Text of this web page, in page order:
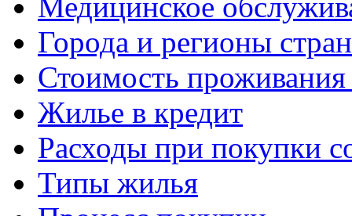
Города и регионы
Стоимость проживания
Жилье в кредит
Расходы при покупки
Типы жилья